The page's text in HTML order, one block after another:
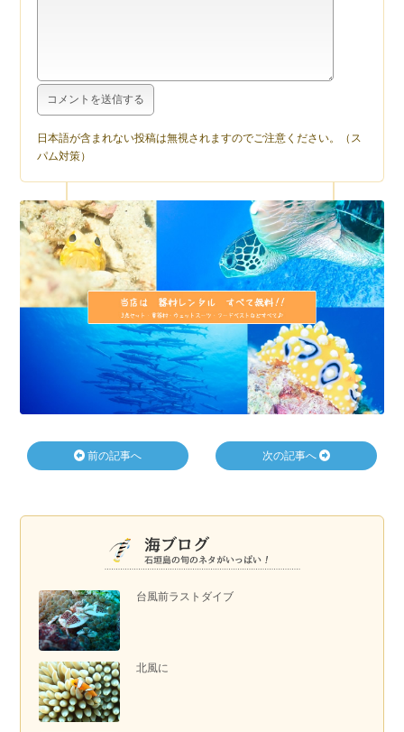
台風前ラストダイブ
北風に
日本語が含まれない投稿は無視されますのでご注意ください。（ス
パム対策）
前の記事へ 次の記事へ